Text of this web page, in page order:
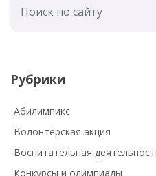
Рубрики
Абилимпикс
Волонтёрская акция
Воспитательная
Конкурсы и олимпиады